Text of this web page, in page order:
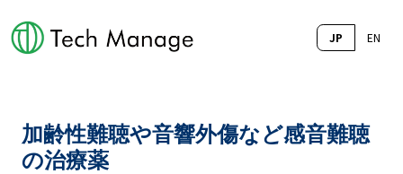
JP EN
加齢性難聴や音響外傷など感音難聴
の治療薬